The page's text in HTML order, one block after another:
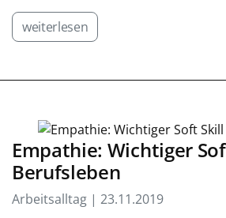
weiterlesen
Empathie: Wichtiger
Berufsleben
Arbeitsalltag | 23.11.2019